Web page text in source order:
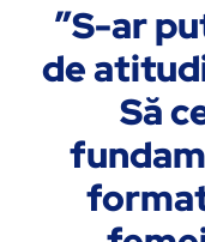
”S-ar
de
Să